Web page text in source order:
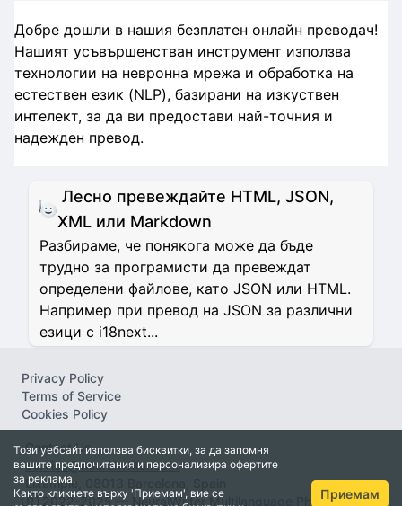
Този уебсайт използва бисквитки, за да запомня
вашите предпочитания и персонализира офертите
за реклама.
Както кликнете върху 'Приемам', вие се
Приемам
Добре дошли в нашия безплатен онлайн преводач!
Нашият усъвършенстван инструмент използва
технологии на невронна мрежа и обработка на
естествен език (NLP), базирани на изкуствен
интелект, за да ви предостави най-точния и
надежден превод.
Лесно превеждайте HTML, JSON,
XML или Markdown
Разбираме, че понякога може да бъде
трудно за програмисти да превеждат
определени файлове, като JSON или HTML.
Например при превод на JSON за различни
езици с i18next...
Contact Us
service@neuralwriter.com
Eixample, 08013 Barcelona, Spain
Ⓡ 2022-2025 — NeuralWriter Multilanguage Pharaprasing
Privacy Policy
Terms of Service
Cookies Policy